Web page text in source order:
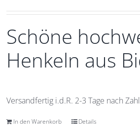
Schöne
Henkeln aus
Versandfertig i.d.R. 2-3 Tage nach
In den Warenkorb Details